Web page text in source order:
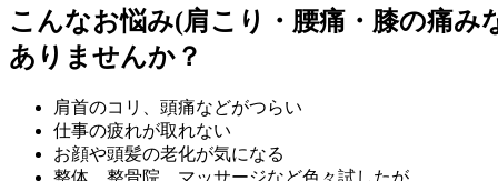
こんなお悩み(肩こり・腰痛・膝の痛み
ありませんか？
肩首のコリ、頭痛などがつらい
仕事の疲れが取れない
お顔や頭髪の老化が気になる
整体、整骨院、マッサージなど色々試したが、